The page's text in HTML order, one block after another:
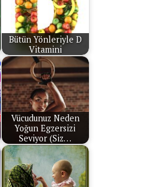
Bütün Yönleriyle D
Vitamini
Vücudunuz Neden
Yoğun Egzersizi
Seviyor (Siz…